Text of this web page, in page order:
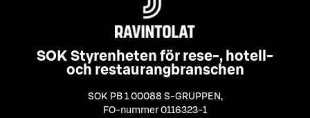
SOK Styrenheten för rese-, hotell-
och restaurangbranschen
SOK PB 1 00088 S-GRUPPEN ,
FO-nummer 0116323-1